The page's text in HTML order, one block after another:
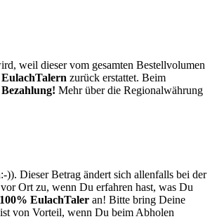
weil dieser vom gesamten Bestellvolumen
EulachTalern zurück erstattet. Beim
Mehr über die Regionalwährung
Dieser Betrag ändert sich allenfalls bei der
Ort zu, wenn Du erfahren hast, was Du
100% EulachTaler an! Bitte bring Deine
von Vorteil, wenn Du beim Abholen